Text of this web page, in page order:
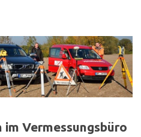
Vermessungsbüro